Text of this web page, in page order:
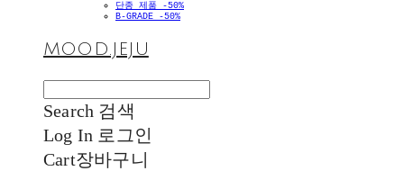
단종 제품 -50%
B-GRADE -50%
MOOD.JEJU
Search 검색
Log In 로그인
Cart장바구니